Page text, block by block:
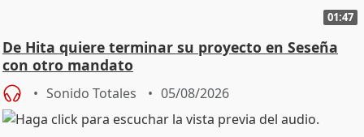
01:47
De Hita quiere terminar su proyecto en Seseña
con otro mandato
Sonido Totales 05/08/2026